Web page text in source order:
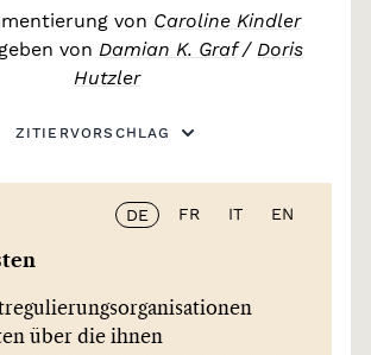
von Caroline Kindler
von Damian K. Graf/ Doris
Hutzler
ZITIERVORSCHLAG
DE FR IT EN
über die ihnen